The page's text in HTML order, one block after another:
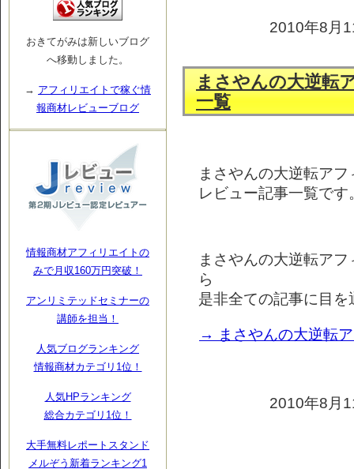
2010年8月
まさやんの大逆転
一覧
まさやんの大逆転ア
レビュー記事一覧です
まさやんの大逆転ア
ら
是非全ての記事に目
→ まさやんの大逆転
2010年8月
おきてがみは新しいブログ
へ移動しました。
→ アフィリエイトで稼ぐ情
報商材レビューブログ
情報商材アフィリエイトの
みで月収160万円突破！
アンリミテッドセミナーの
講師を担当！
人気ブログランキング
情報商材カテゴリ1位！
人気HPランキング
総合カテゴリ1位！
大手無料レポートスタンド
メルぞう新着ランキング1